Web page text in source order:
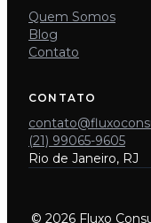
Quem Somos
Blog
Contato
CONTATO
(21) 99065-9605
Rio de Janeiro, RJ
© 2026 Fluxo